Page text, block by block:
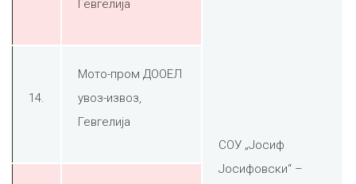
СОУ „Јосиф
Јосифовски“ –
Гевгелија
14.
Мото-пром ДООЕЛ
увоз-извоз,
Гевгелија